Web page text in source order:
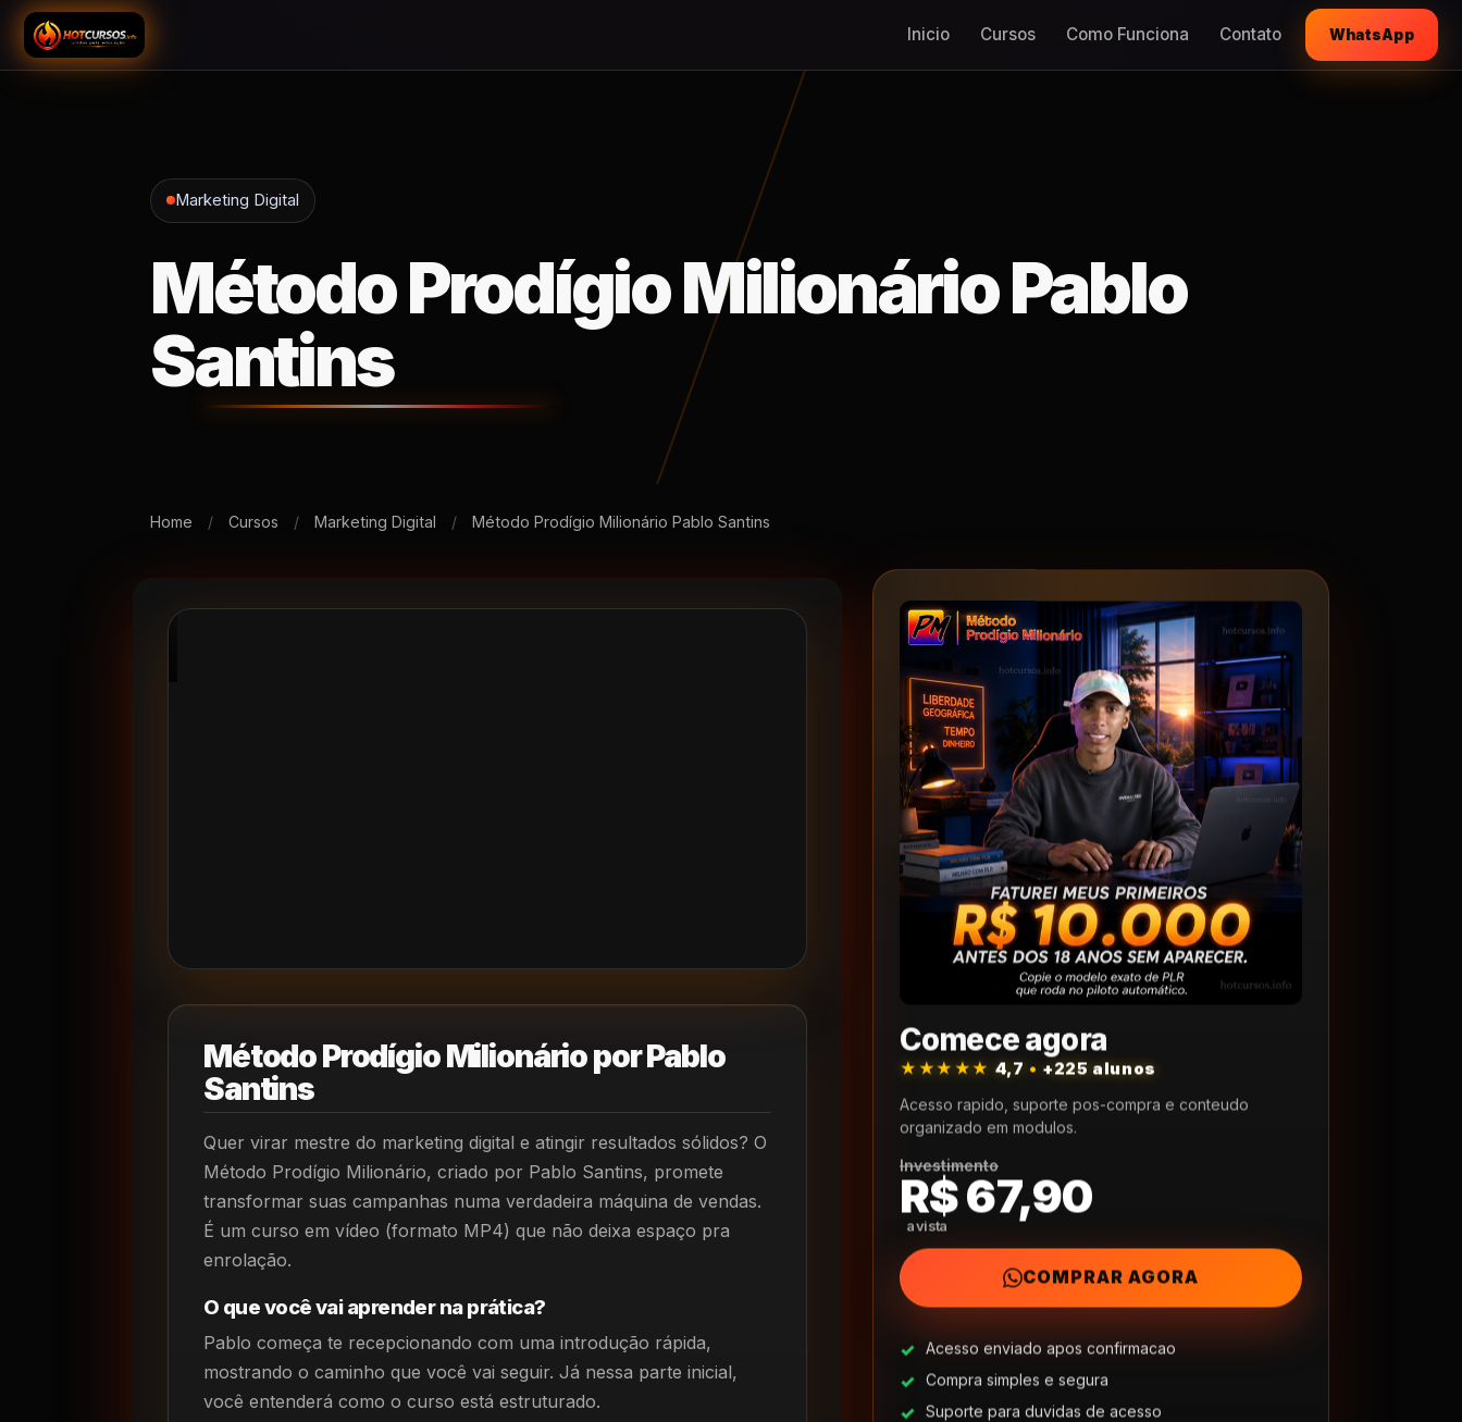
Inicio Cursos Como Funciona Contato WhatsApp
Marketing Digital
Método Prodígio Milionário Pablo
Santins
Home / Cursos / Marketing Digital / Método Prodígio Milionário Pablo Santins
Método Prodígio Milionário por Pablo
Santins
Quer virar mestre do marketing digital e atingir resultados sólidos? O
Método Prodígio Milionário, criado por Pablo Santins, promete
transformar suas campanhas numa verdadeira máquina de vendas.
É um curso em vídeo (formato MP4) que não deixa espaço pra
enrolação.
O que você vai aprender na prática?
Pablo começa te recepcionando com uma introdução rápida,
mostrando o caminho que você vai seguir. Já nessa parte inicial,
você entenderá como o curso está estruturado.
Comece agora
★★★★★ 4,7 • +225 alunos
Acesso rapido, suporte pos-compra e conteudo
organizado em modulos.
Investimento
R$ 67,90
COMPRAR AGORA
Acesso enviado apos confirmacao
Compra simples e segura
Suporte para duvidas de acesso